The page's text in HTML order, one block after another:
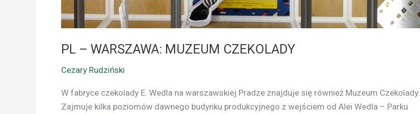
PL – WARSZAWA: MUZEUM CZEKOLADY
Cezary Rudziński
W fabryce czekolady E. Wedla na warszawskiej Pradze znajduje się również Muzeum Czekolady.
Zajmuje kilka poziomów dawnego budynku produkcyjnego z wejściem od Alei Wedla – Parku